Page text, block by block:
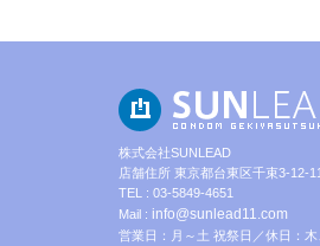
株式会社SUNLEAD
店舗住所 東京都台東区千束3-12-
TEL : 03-5849-4651
Mail : info@sunlead11.com
営業日：月～土 祝祭日／休日：木